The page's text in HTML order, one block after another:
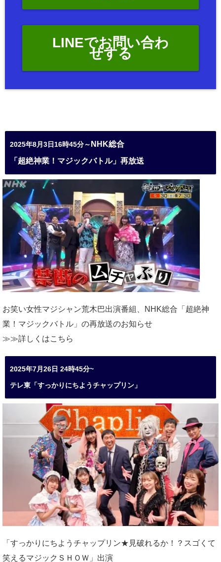
LINEでお問い合わ
せする
2025年8月3日16時45分～ NHK総合
「超絶神業！マジックバトル」再放送
お笑い女性マジシャン荒木巴出演番組、
NHK総合「超絶神
業！マジックバトル」の再放送のお知らせ
≫≫詳しくはこちら
2025年7月26日 24時45分~
テレ東「すっかりにちようチャップリン」
「すっかりにちようチャップリン★見破れるか！？スゴくて
笑えるマジックＳＨＯＷ」出演